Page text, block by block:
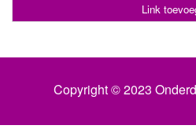
Link
Copyright © 2023